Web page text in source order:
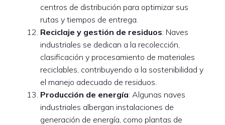
centros de distribución para optimizar sus
rutas y tiempos de entrega.
Reciclaje y gestión de residuos: Naves
industriales se dedican a la recolección,
clasificación y procesamiento de materiales
reciclables, contribuyendo a la sostenibilidad y
el manejo adecuado de residuos.
Producción de energía: Algunas naves
industriales albergan instalaciones de
generación de energía, como plantas de